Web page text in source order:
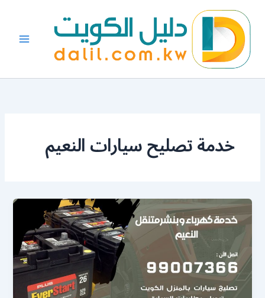
المحتوى
خدمة تصليح سيارات النعيم